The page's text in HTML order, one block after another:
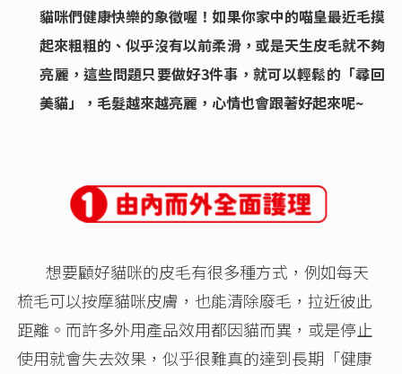
貓咪們健康快樂的象徵喔！如果你家中的喵皇最近毛摸
起來粗粗的、似乎沒有以前柔滑，或是天生皮毛就不夠
亮麗，這些問題只要做好3件事，就可以輕鬆的「尋回
美貓」，毛髮越來越亮麗，心情也會跟著好起來呢~
想要顧好貓咪的皮毛有很多種方式，例如每天
梳毛可以按摩貓咪皮膚，也能清除廢毛，拉近彼此
距離。而許多外用產品效用都因貓而異，或是停止
使用就會失去效果，似乎很難真的達到長期「健康